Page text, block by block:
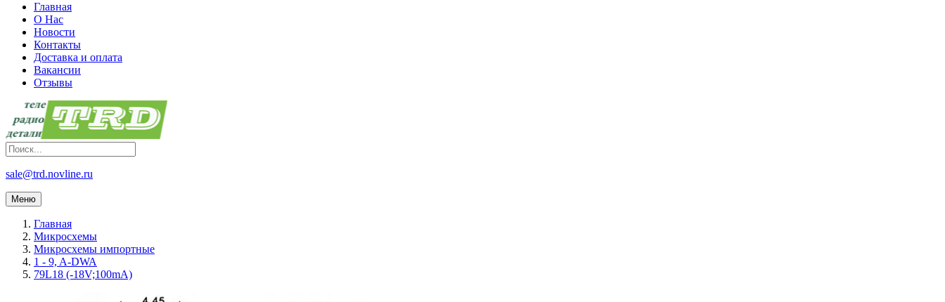
Главная
О Нас
Новости
Контакты
Доставка и оплата
Вакансии
Отзывы
sale@trd.novline.ru
Меню
Главная
Микросхемы
Микросхемы импортные
1 - 9, A-DWA
79L18 (-18V;100mA)